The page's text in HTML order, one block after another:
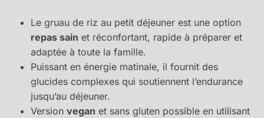
Le gruau de riz au petit déjeuner est une option
repas sain et réconfortant, rapide à préparer et
adaptée à toute la famille.
Puissant en énergie matinale, il fournit des
glucides complexes qui soutiennent l’endurance
jusqu’au déjeuner.
Version vegan et sans gluten possible en utilisant